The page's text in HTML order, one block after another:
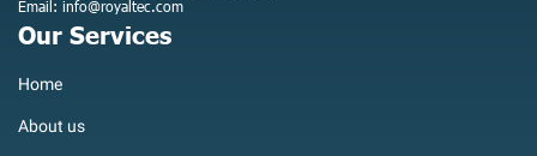
Email: info@royaltec.com
Our Services
Home
About us